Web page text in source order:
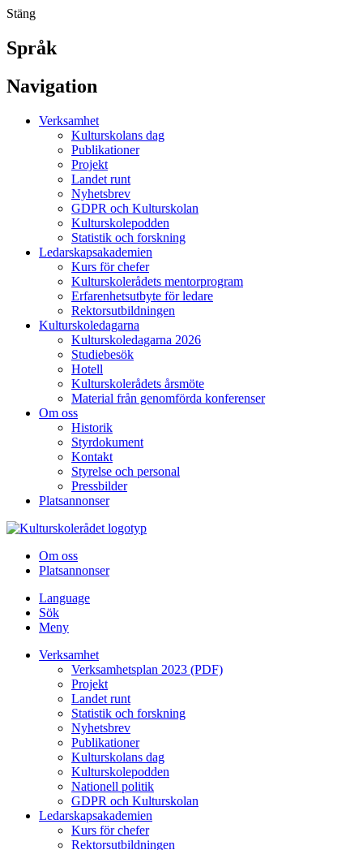
Stäng
Språk
Navigation
Verksamhet
Kulturskolans dag
Publikationer
Projekt
Landet runt
Nyhetsbrev
GDPR och Kulturskolan
Kulturskolepodden
Statistik och forskning
Ledarskapsakademien
Kurs för chefer
Kulturskolerådets mentorprogram
Erfarenhetsutbyte för ledare
Rektorsutbildningen
Kulturskoledagarna
Kulturskoledagarna 2026
Studiebesök
Hotell
Kulturskolerådets årsmöte
Material från genomförda konferenser
Om oss
Historik
Styrdokument
Kontakt
Styrelse och personal
Pressbilder
Platsannonser
Hoppa till innehållet
Om oss
Platsannonser
Language
Sök
Meny
Verksamhet
Verksamhetsplan 2023 (PDF)
Projekt
Landet runt
Statistik och forskning
Nyhetsbrev
Publikationer
Kulturskolans dag
Kulturskolepodden
Nationell politik
GDPR och Kulturskolan
Ledarskapsakademien
Kurs för chefer
Rektorsutbildningen